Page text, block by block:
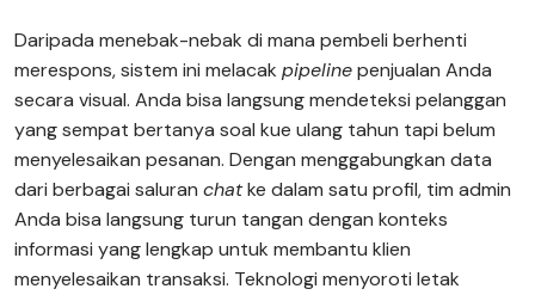
Daripada menebak-nebak di mana pembeli berhenti
merespons, sistem ini melacak pipelinepenjualan Anda
secara visual. Anda bisa langsung mendeteksi pelanggan
yang sempat bertanya soal kue ulang tahun tapi belum
menyelesaikan pesanan. Dengan menggabungkan data
dari berbagai saluran chatke dalam satu profil, tim admin
Anda bisa langsung turun tangan dengan konteks
informasi yang lengkap untuk membantu klien
menyelesaikan transaksi. Teknologi menyoroti letak